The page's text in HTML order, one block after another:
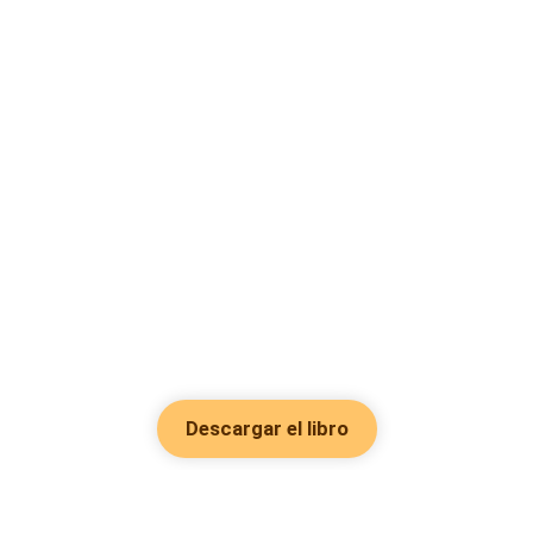
Descargar el libro